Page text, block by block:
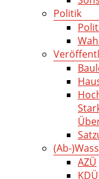
Politik
(Ab-
AZÜ
KDÜ